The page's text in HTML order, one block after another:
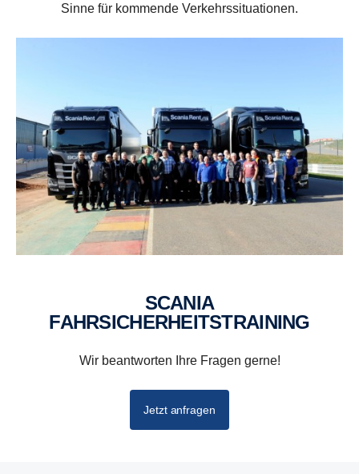
Sinne für kommende Verkehrssituationen.
SCANIA
FAHRSICHERHEITSTRAINING
Wir beantworten Ihre Fragen gerne!
Jetzt anfragen